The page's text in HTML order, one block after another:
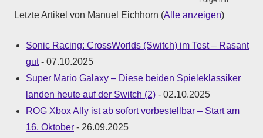
Letzte Artikel von Manuel Eichhorn (Alle anzeigen)
Sonic Racing: CrossWorlds (Switch) im Test – Rasant
gut- 07.10.2025
Super Mario Galaxy – Diese beiden Spieleklassiker
landen heute auf der Switch (2) - 02.10.2025
ROG Xbox Ally ist ab sofort vorbestellbar – Start am
16. Oktober - 26.09.2025